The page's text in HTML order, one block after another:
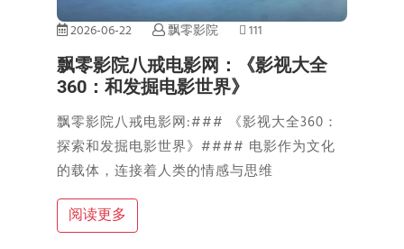
2026-06-22 飘零影院 111
飘零影院八戒电影网：《影视大全
360：和发掘电影世界》
飘零影院八戒电影网:### 《影视大全360：
探索和发掘电影世界》#### 电影作为文化
的载体，连接着人类的情感与思维
阅读更多